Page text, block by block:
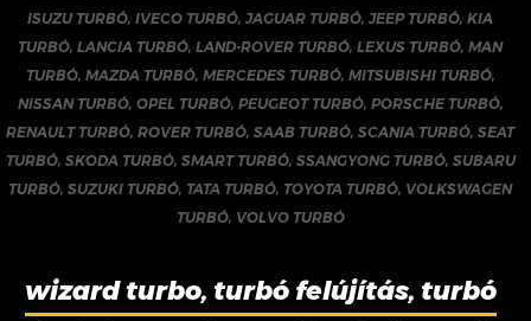
ISUZU TURBÓ,IVECO TURBÓ,JAGUAR TURBÓ,JEEP TURBÓ,KIA
TURBÓ,LANCIA TURBÓ,LAND-ROVER TURBÓ,LEXUS TURBÓ,MAN
TURBÓ, MAZDA TURBÓ, MERCEDES TURBÓ, MITSUBISHI TURBÓ,
NISSAN TURBÓ, OPEL TURBÓ, PEUGEOT TURBÓ, PORSCHE TURBÓ,
RENAULT TURBÓ,ROVER TURBÓ,SAAB TURBÓ,SCANIA TURBÓ,SEAT
TURBÓ, SKODA TURBÓ, SMART TURBÓ, SSANGYONG TURBÓ, SUBARU
TURBÓ,SUZUKI TURBÓ, TATA TURBÓ, TOYOTA TURBÓ, VOLKSWAGEN
TURBÓ, VOLVO TURBÓ
wizard turbo, turbó felújítás, turbó